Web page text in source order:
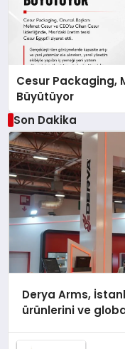
Cesur Packaging,
Büyütüyor
Son Dakika
Derya Arms,
ürünlerini ve